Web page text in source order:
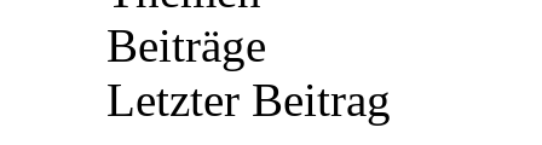
Beiträge
Letzter Beitrag